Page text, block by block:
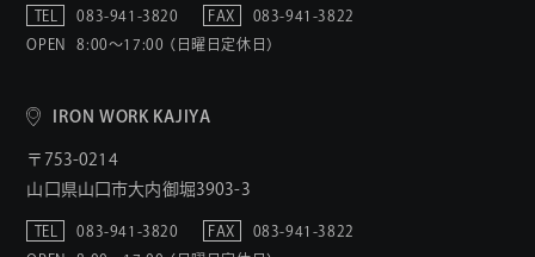
TEL 083-941-3820 FAX
083-941-3822
OPEN
8:00〜17:00 （日曜日定休日）
IRON WORK KAJIYA
〒753-0214
山口県山口市大内御堀3903-3
TEL 083-941-3820 FAX
083-941-3822